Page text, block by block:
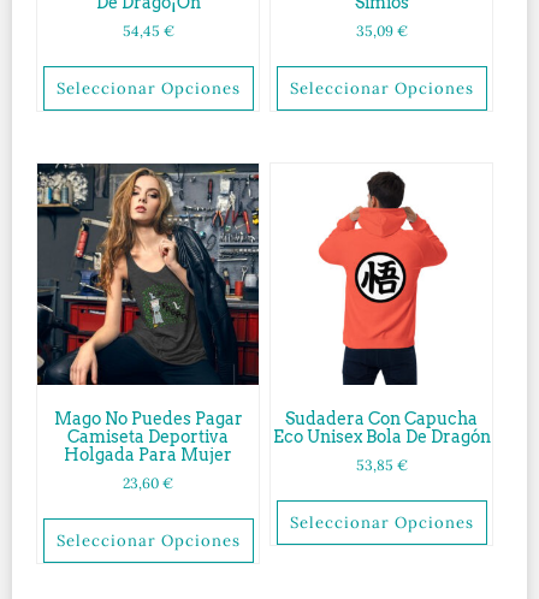
54,45 €
Seleccionar Opciones
35,09 €
Seleccionar Opciones
Mago No Puedes Pagar
Camiseta Deportiva
Holgada Para Mujer
23,60€
Seleccionar Opciones
Sudadera Con Capucha
Eco Unisex Bola De Dragón
53,85 €
Seleccionar Opciones